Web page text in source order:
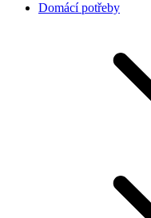
Domácí potřeby